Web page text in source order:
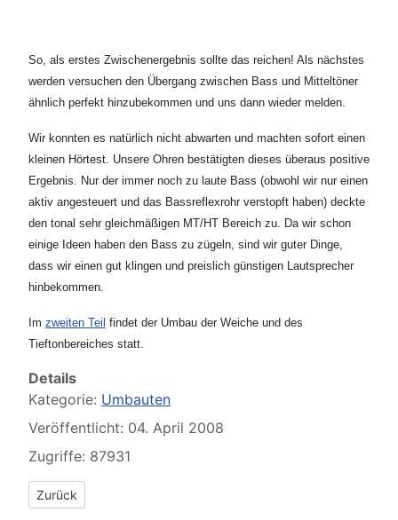
So, als erstes Zwischenergebnis sollte das reichen! Als nächstes
werden versuchen den Übergang zwischen Bass und Mitteltöner
ähnlich perfekt hinzubekommen und uns dann wieder melden.
Wir konnten es natürlich nicht abwarten und machten sofort einen
kleinen Hörtest. Unsere Ohren bestätigten dieses überaus positive
Ergebnis. Nur der immer noch zu laute Bass (obwohl wir nur einen
aktiv angesteuert und das Bassreflexrohr verstopft haben) deckte
den tonal sehr gleichmäßigen MT/HT Bereich zu. Da wir schon
einige Ideen haben den Bass zu zügeln, sind wir guter Dinge,
dass wir einen gut klingen und preislich günstigen Lautsprecher
hinbekommen.
Im zweiten Teil findet der Umbau der Weiche und des
Tieftonbereiches statt.
Details
Kategorie: Umbauten
Veröffentlicht: 04. April 2008
Zugriffe: 87931
Vorheriger Beitrag: Eltax Concept 400, der Umbau
Zurück